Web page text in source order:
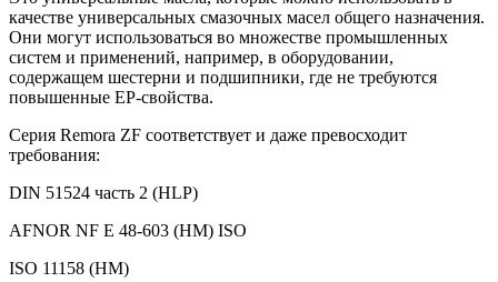
качестве универсальных смазочных масел общего назначения.
Они могут использоваться во множестве промышленных
систем и применений, например, в оборудовании,
содержащем шестерни и подшипники, где не требуются
повышенные EP-свойства.
Серия Remora ZF соответствует и даже превосходит
требования:
DIN 51524 часть 2 (HLP)
AFNOR NF E 48-603 (HM) ISO
ISO 11158 (HM)